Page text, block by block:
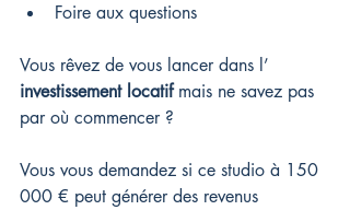
Foire aux questions
Vous rêvez de vous lancer dans l’
investissement locatif mais ne savez pas
par où commencer ?
Vous vous demandez si ce studio à 150
000 € peut générer des revenus